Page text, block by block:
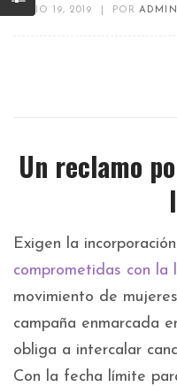
JUNIO 19, 2019 PORADMIN
Un reclamo
Exigen la
comprometidas con la
movimiento de
campaña enmarcada
obliga a intercalar
Con la fecha límite